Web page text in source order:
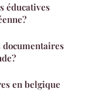
éducatives
en belgique